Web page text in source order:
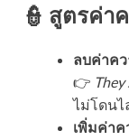
👮 สูตรค่า
ลบค่าคว
👉
ไม่โดนไ
เพิ่มค่า